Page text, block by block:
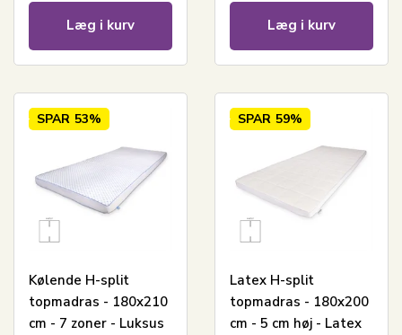
Læg i kurv Læg i kurv
SPAR 53%
Kølende H-split
topmadras - 180x210
cm - 7 zoner - Luksus
SPAR 59%
Latex H-split
topmadras - 180x200
cm - 5 cm høj - Latex